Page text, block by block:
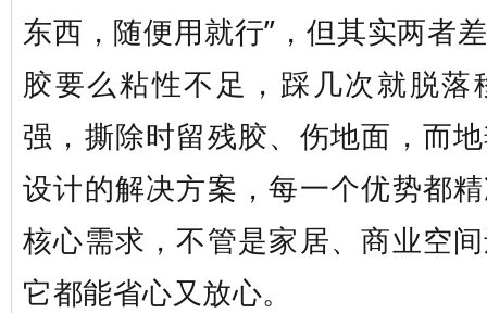
东西，随便用就行”，但其实两者
胶要么粘性不足，踩几次就脱落
强，撕除时留残胶、伤地面，而
设计的解决方案，每一个优势都
核心需求，不管是家居、商业空
它都能省心又放心。